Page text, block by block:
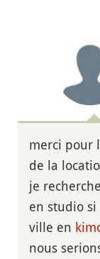
merci pour
de la
je
en studio
ville en
nous